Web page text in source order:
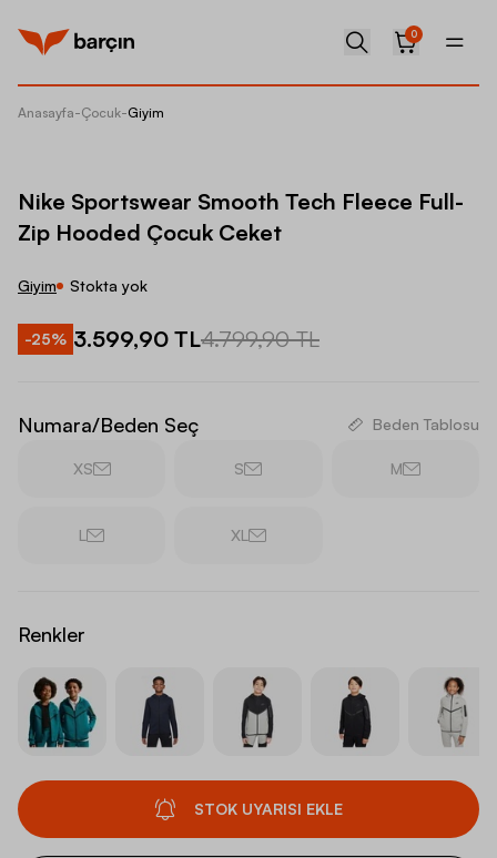
0
Anasayfa-Çocuk-Giyim
Nike Sportswear Smooth Tech Fleece Full-
Zip Hooded Çocuk Ceket
Giyim Stokta yok
-25% 3.599,90 TL4.799,90 TL
Numara/Beden Seç Beden Tablosu
XS S M
L XL
Renkler
STOK UYARISI EKLE